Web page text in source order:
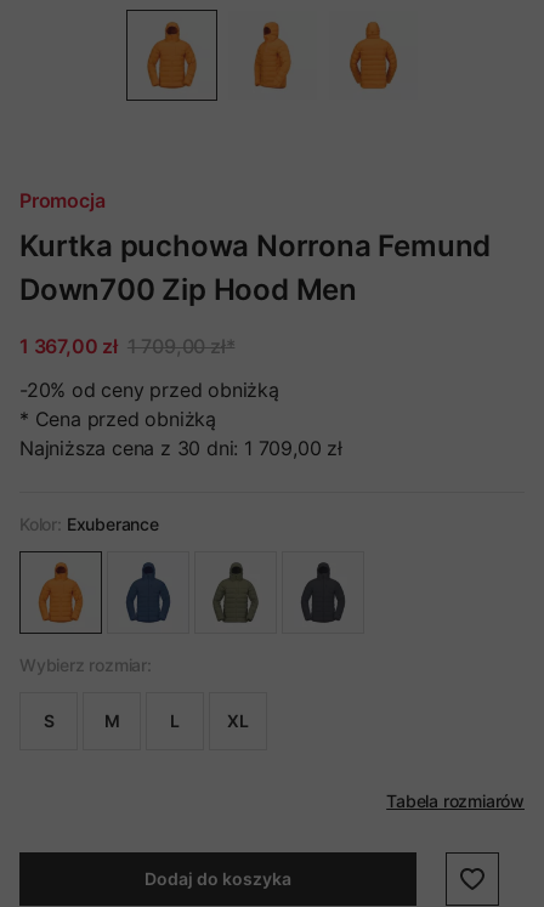
Promocja
Kurtka puchowa Norrona Femund
Down700 Zip Hood Men
1 367,00 zł 1 709,00 zł*
-20% od ceny przed obniżką
* Cena przed obniżką
Najniższa cena z 30 dni: 1 709,00 zł
Kolor: Exuberance
Wybierz rozmiar:
S M L XL
Tabela rozmiarów
Dodaj do koszyka